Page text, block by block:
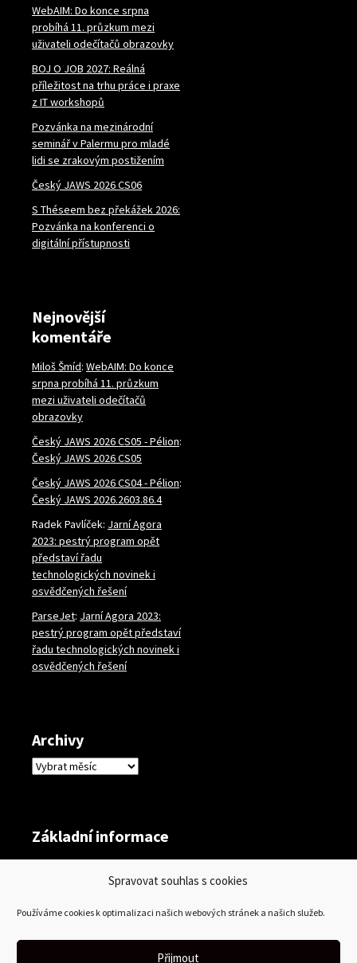
Spravovat souhlas s cookies
Používáme cookies k optimalizaci našich webových stránek a našich služeb.
Přijmout
WebAIM: Do konce srpna
probíhá 11. průzkum mezi
uživateli odečítačů obrazovky
BOJ O JOB 2027: Reálná
příležitost na trhu práce i praxe
z IT workshopů
Pozvánka na mezinárodní
seminář v Palermu pro mladé
lidi se zrakovým postižením
Český JAWS 2026 CS06
S Théseem bez překážek 2026:
Pozvánka na konferenci o
digitální přístupnosti
Nejnovější
komentáře
Miloš Šmíd: WebAIM: Do konce
srpna probíhá 11. průzkum
mezi uživateli odečítačů
obrazovky
Český JAWS 2026 CS05 - Pélion:
Český JAWS 2026 CS05
Český JAWS 2026 CS04 - Pélion:
Český JAWS 2026.2603.86.4
Radek Pavlíček: Jarní Agora
2023: pestrý program opět
představí řadu
technologických novinek i
osvědčených řešení
ParseJet: Jarní Agora 2023:
pestrý program opět představí
řadu technologických novinek i
osvědčených řešení
Archivy
Archivy
Základní informace
Zdroj kanálů (příspěvky)
Kanál komentářů
Česká lokalizace